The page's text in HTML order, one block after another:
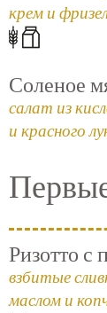
крем и
Соленое
салат из
и красного
Ризотто с
взбитые
маслом и